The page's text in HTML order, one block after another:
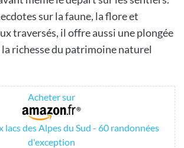
sur la faune, la flore et
traversés, il offre aussi une plongée
richesse du patrimoine naturel
Acheter sur
lacs des Alpes du Sud - 60 randonnées
d'exception